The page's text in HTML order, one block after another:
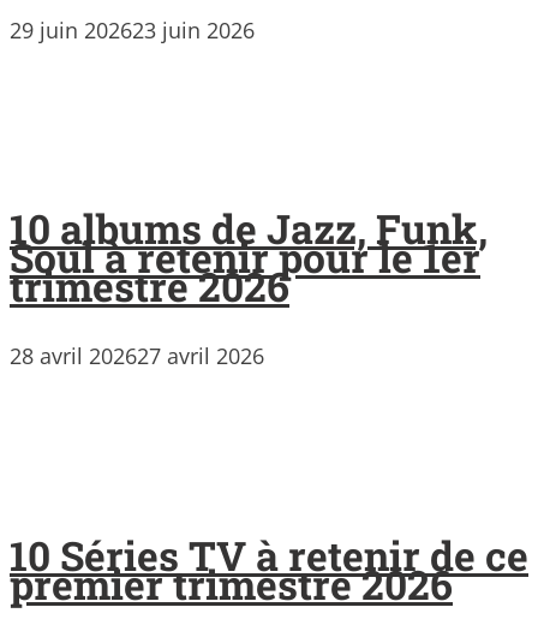
29 juin 202623 juin 2026
10 albums de Jazz, Funk,
Soul à retenir pour le 1er
trimestre 2026
28 avril 202627 avril 2026
10 Séries TV à retenir de ce
premier trimestre 2026